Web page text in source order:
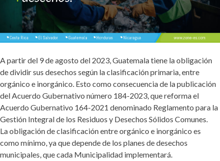
A partir del 9 de agosto del 2023, Guatemala tiene la obligación
de dividir sus desechos según la clasificación primaria, entre
orgánico e inorgánico. Esto como consecuencia de la publicación
del Acuerdo Gubernativo número 184-2023, que reforma el
Acuerdo Gubernativo 164-2021 denominado Reglamento para la
Gestión Integral de los Residuos y Desechos Sólidos Comunes.
La obligación de clasificación entre orgánico e inorgánico es
como mínimo, ya que depende de los planes de desechos
municipales, que cada Municipalidad implementará.